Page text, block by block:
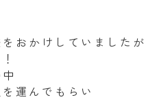
おかけしていましたが
運んでもらい